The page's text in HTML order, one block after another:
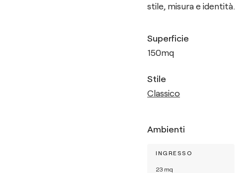
stile, misura e identità.
Superficie
150mq
Stile
Classico
Ambienti
INGRESSO
23 mq